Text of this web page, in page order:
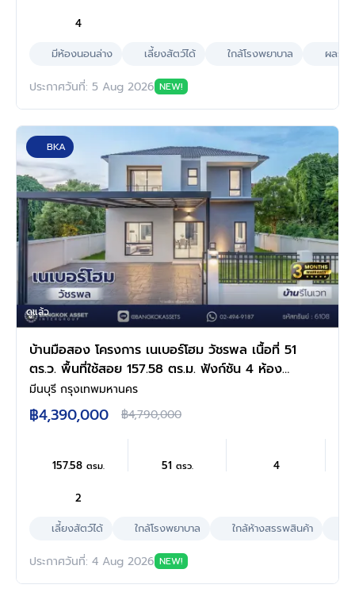
4
มีห้องนอนล่าง
เลี้ยงสัตว์ได้ ใกล้โรงพยาบาล ผลรว
ประกาศวันที่: 5 Aug 2026 NEW!
BKA
ดูแล้ว
บ้านมือสอง โครงการ เนเบอร์โฮม วัชรพล เนื้อที่ 51
ตร.ว. พื้นที่ใช้สอย 157.58 ตร.ม. ฟังก์ชัน 4 ห้อง
นอน 2 ห้องน้ำ 2 ที่จอดรถ บนทำเลศักยภาพ เดิน
ทางสะดวกเชื่อมต่อถนนสุขาภิบาล5 ถนนวัชรพล
ถนนรามอินทรา ใกล้ห้างสรรพสินค้า Fashion
Island และจุดขึ้นทางด่วน "ฉลองรัช"
มีนบุรี กรุงเทพมหานคร
฿4,390,000 ฿4,790,000
157.58ตรม. 51 ตรว. 4
2
เลี้ยงสัตว์ได้
ใกล้โรงพยาบาล ใกล้ห้างสรรพสินค้า
ประกาศวันที่: 4 Aug 2026 NEW!